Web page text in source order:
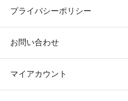
プライバシーポリシー
お問い合わせ
マイアカウント